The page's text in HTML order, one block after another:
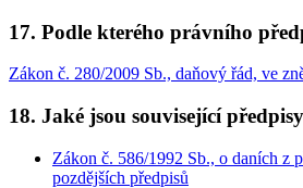
17. Podle kterého právního
Zákon č. 280/2009 Sb., daňový řád, ve
18. Jaké jsou související předpisy
Zákon č. 586/1992 Sb., o daních z
pozdějších předpisů